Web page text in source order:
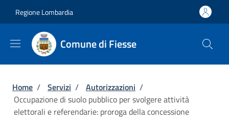
Regione Lombardia
Comune di Fiesse
Briciole di pane
Home / Servizi / Autorizzazioni /
Occupazione di suolo pubblico per svolgere attività
elettorali e referendarie: proroga della concessione